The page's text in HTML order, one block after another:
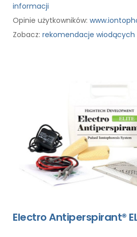
informacji
Opinie użytkowników:
Zobacz: rekomendacje wiodących
Electro Antiperspirant®